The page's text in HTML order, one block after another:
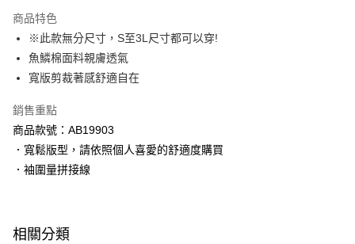
付款後萊爾富取貨
每筆NT$60，滿NT$1,000(含以上)免運費
7-11取貨付款
每筆NT$60，滿NT$1,000(含以上)免運費
付款後7-11取貨
每筆NT$60，滿NT$1,000(含以上)免運費
付款後門市自取
商品特色
※此款無分尺寸，S至3L尺寸都可以穿!
魚鱗棉面料親膚透氣
寬版剪裁著感舒適自在
銷售重點
商品款號：AB19903
．寬鬆版型，請依照個人喜愛的舒適度購買
．袖圍量拼接線
相關分類